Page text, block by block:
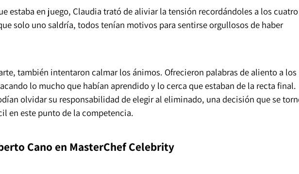
estaba en juego, Claudia trató de aliviar la tensión recordándoles a los cuatro
solo uno saldría, todos tenían motivos para sentirse orgullosos de haber
también intentaron calmar los ánimos. Ofrecieron palabras de aliento a los
lo mucho que habían aprendido y lo cerca que estaban de la recta final.
olvidar su responsabilidad de elegir al eliminado, una decisión que se
en este punto de la competencia.
Cano en MasterChef Celebrity